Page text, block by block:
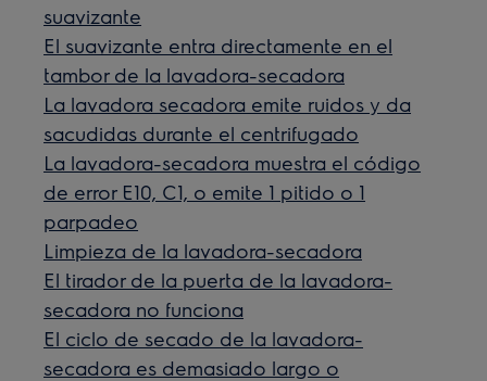
suavizante
El suavizante entra directamente en el
tambor de la lavadora-secadora
La lavadora secadora emite ruidos y da
sacudidas durante el centrifugado
La lavadora-secadora muestra el código
de error E10, C1, o emite 1 pitido o 1
parpadeo
Limpieza de la lavadora-secadora
El tirador de la puerta de la lavadora-
secadora no funciona
El ciclo de secado de la lavadora-
secadora es demasiado largo o